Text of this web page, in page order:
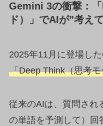
Gemini 3の衝撃：
ド）」でAIが”考え
2025年11月に登場し
「Deep Think（思考
従来のAIは、質問され
の単語を予測して）回